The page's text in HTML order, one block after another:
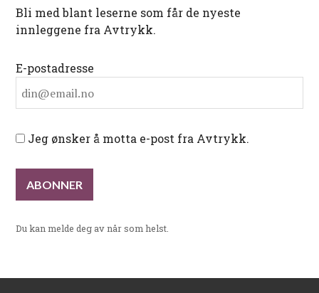
Bli med blant leserne som får de nyeste
innleggene fra Avtrykk.
E-postadresse
Jeg ønsker å motta e-post fra Avtrykk.
Du kan melde deg av når som helst.